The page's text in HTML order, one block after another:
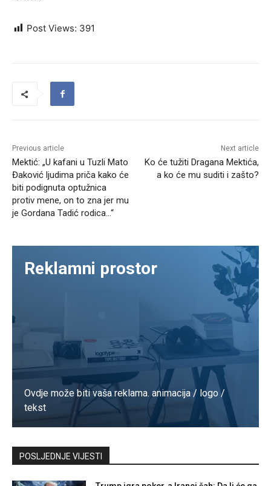
Post Views: 391
Previous article
Mektić: „U kafani u Tuzli Mato
Đaković ljudima priča kako će
biti podignuta optužnica
protiv mene, on to zna jer mu
je Gordana Tadić rodica…“
Next article
Ko će tužiti Dragana Mektića,
a ko će mu suditi i zašto?
Reklamni prostor
Ovdje može biti vaša reklama. animacija / logo /
tekst
Kontaktirajte nas
POSLJEDNJE VIJESTI